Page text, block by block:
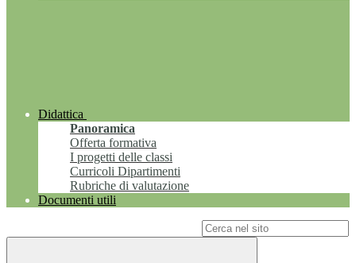
Didattica
Panoramica
Offerta formativa
I progetti delle classi
Curricoli Dipartimenti
Rubriche di valutazione
Documenti utili